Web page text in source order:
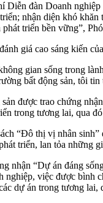
Diễn đàn Doanh
nhận diện khó
triển bền vững”,
giá cao sáng kiến
gian sống trong
bất động sản, tôi
được trao chứng
trong tương lai, qua
“Đô thị vị nhân
triển, lan tỏa những
nhận “Dự án đáng
việc được bình
dự án trong tương